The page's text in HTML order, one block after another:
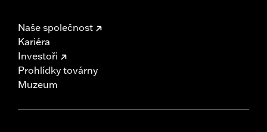
Naše společnost
Kariéra
Investoři
Prohlídky továrny
Muzeum